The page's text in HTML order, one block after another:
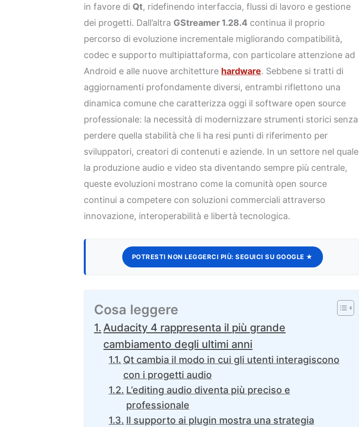
in favore di Qt, ridefinendo interfaccia, flussi di lavoro e gestione
dei progetti. Dall’altra GStreamer 1.28.4 continua il proprio
percorso di evoluzione incrementale migliorando compatibilità,
codec e supporto multipiattaforma, con particolare attenzione ad
Android e alle nuove architetture hardware. Sebbene si tratti di
aggiornamenti profondamente diversi, entrambi riflettono una
dinamica comune che caratterizza oggi il software open source
professionale: la necessità di modernizzare strumenti storici senza
perdere quella stabilità che li ha resi punti di riferimento per
sviluppatori, creatori di contenuti e aziende. In un settore nel quale
la produzione audio e video sta diventando sempre più centrale,
queste evoluzioni mostrano come la comunità open source
continui a competere con soluzioni commerciali attraverso
innovazione, interoperabilità e libertà tecnologica.
POTRESTI NON LEGGERCI PIÙ: SEGUICI SU GOOGLE ★
Cosa leggere
Audacity 4 rappresenta il più grande
cambiamento degli ultimi anni
Qt cambia il modo in cui gli utenti interagiscono
con i progetti audio
L’editing audio diventa più preciso e
professionale
Il supporto ai plugin mostra una strategia